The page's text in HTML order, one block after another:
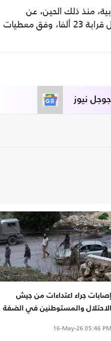
منذ ذلك الحين، عن
استشهاد 1162 فلسطينيا وإصابة نحو 12 ألفا و245 آخرين، إضافة إلى اعتقال قرابة 23 ألفا، وفق معطيات
جوجل نيوز
إصابات جراء اعتداءات من جيش
الاحتلال والمستوطنين في الضفة
16-May-26 05:46 PM